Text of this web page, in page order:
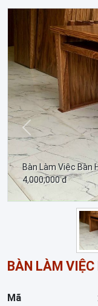
Bàn Làm Việc Bàn
4,000,000 đ
Trước
BÀN LÀM VIỆC
Mã